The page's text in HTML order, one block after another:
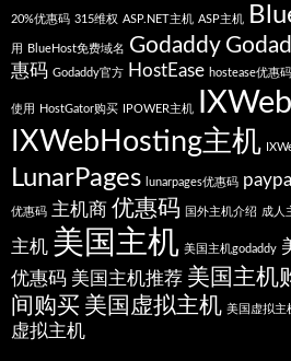
20%优惠码 315维权 ASP.NET主机 ASP主机
用 BlueHost免费域名 Godaddy
惠码 Godaddy官方 HostEase hostease优惠码
使用 HostGator购买 IPOWER主机
IXWebHosting主机
LunarPages lunarpages优惠码 paypal
优惠码 主机商 优惠码 国外主机介绍 成人
主机 美国主机 美国主机godaddy
优惠码 美国主机推荐 美国主机
间购买 美国虚拟主机 美国虚拟主
虚拟主机